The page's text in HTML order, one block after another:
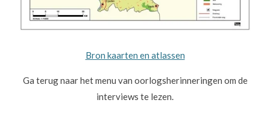
Bron kaarten en atlassen
Ga terug naar het menu van oorlogsherinneringen om de
interviews te lezen.